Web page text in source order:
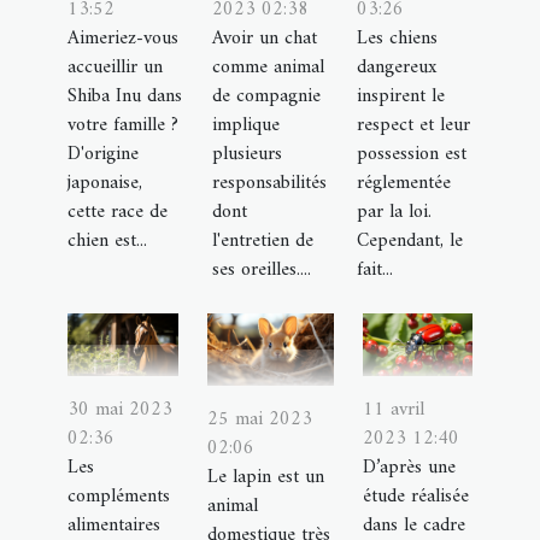
13:52
Aimeriez-vous
accueillir un
Shiba Inu dans
votre famille ?
D'origine
japonaise,
cette race de
chien est...
2023 02:38
Avoir un chat
comme animal
de compagnie
implique
plusieurs
responsabilités
dont
l'entretien de
ses oreilles....
03:26
Les chiens
dangereux
inspirent le
respect et leur
possession est
réglementée
par la loi.
Cependant, le
fait...
30 mai 2023
02:36
Les
compléments
alimentaires
25 mai 2023
02:06
Le lapin est un
animal
11 avril
2023 12:40
D’après une
étude réalisée
dans le cadre